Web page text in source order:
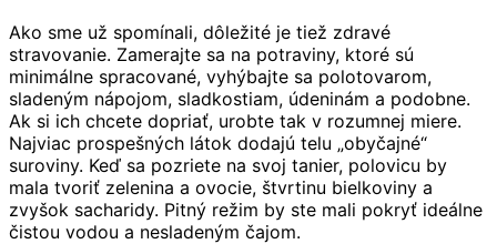
Ako sme už spomínali, dôležité je tiež zdravé
stravovanie. Zamerajte sa na potraviny, ktoré sú
minimálne spracované, vyhýbajte sa polotovarom,
sladeným nápojom, sladkostiam, údeninám a podobne.
Ak si ich chcete dopriať, urobte tak v rozumnej miere.
Najviac prospešných látok dodajú telu „obyčajné“
suroviny. Keď sa pozriete na svoj tanier, polovicu by
mala tvoriť zelenina a ovocie, štvrtinu bielkoviny a
zvyšok sacharidy. Pitný režim by ste mali pokryť ideálne
čistou vodou a nesladeným čajom.